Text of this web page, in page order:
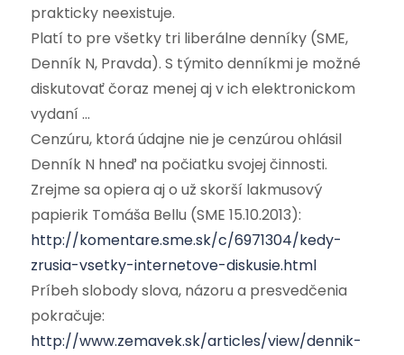
prakticky neexistuje.
Platí to pre všetky tri liberálne denníky (SME,
Denník N, Pravda). S týmito denníkmi je možné
diskutovať čoraz menej aj v ich elektronickom
vydaní …
Cenzúru, ktorá údajne nie je cenzúrou ohlásil
Denník N hneď na počiatku svojej činnosti.
Zrejme sa opiera aj o už skorší lakmusový
papierik Tomáša Bellu (SME 15.10.2013):
http://komentare.sme.sk/c/6971304/kedy-
zrusia-vsetky-internetove-diskusie.html
Príbeh slobody slova, názoru a presvedčenia
pokračuje:
http://www.zemavek.sk/articles/view/dennik-